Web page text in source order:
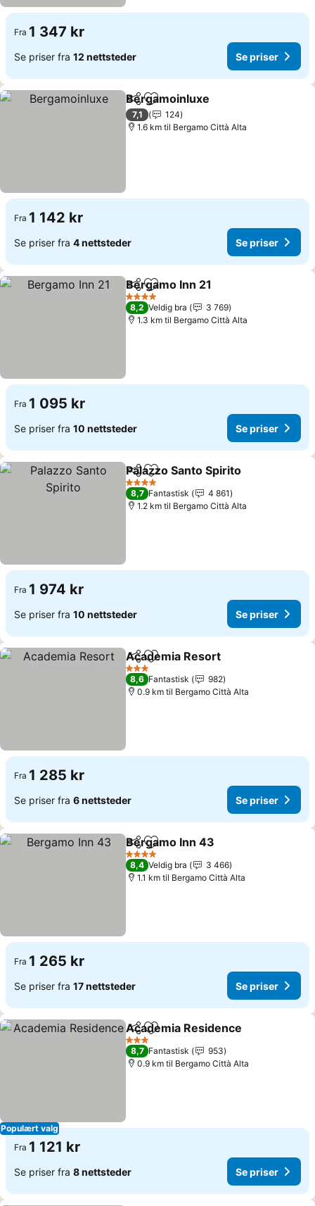
Fra 1 347 kr
Se priser fra 12 nettsteder Se priser
Del Legg til i favoritter
Bergamoinluxe
7,1
124
1.6 km til Bergamo Città Alta
Fra 1 142 kr
Se priser fra 4 nettsteder Se priser
Del Legg til i favoritter
Bergamo Inn 21
4 Stjerner
8,2 Veldig bra
3 769
1.3 km til Bergamo Città Alta
Fra 1 095 kr
Se priser fra 10 nettsteder Se priser
Del Legg til i favoritter
Palazzo Santo Spirito
4 Stjerner
8,7 Fantastisk
4 861
1.2 km til Bergamo Città Alta
Fra 1 974 kr
Se priser fra 10 nettsteder Se priser
Del Legg til i favoritter
Academia Resort
3 Stjerner
8,6 Fantastisk
982
0.9 km til Bergamo Città Alta
Fra 1 285 kr
Se priser fra 6 nettsteder Se priser
Del Legg til i favoritter
Bergamo Inn 43
4 Stjerner
8,4 Veldig bra
3 466
1.1 km til Bergamo Città Alta
Fra 1 265 kr
Se priser fra 17 nettsteder Se priser
Populært valg
Del Legg til i favoritter
Academia Residence
3 Stjerner
8,7 Fantastisk
953
0.9 km til Bergamo Città Alta
Fra 1 121 kr
Se priser fra 8 nettsteder Se priser